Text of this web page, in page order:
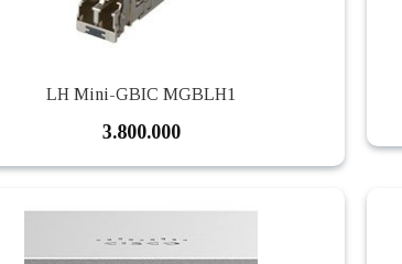
LH Mini-GBIC MGBLH1
3.800.000